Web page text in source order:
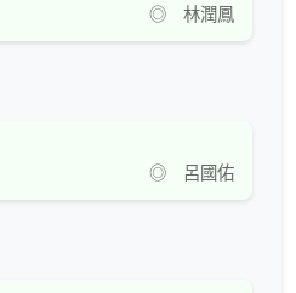
◎ 林潤鳳
◎ 呂國佑